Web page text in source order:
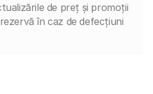
de preț și promoții
în caz de defecțiuni